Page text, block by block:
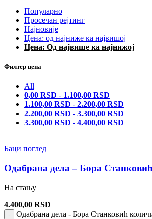
Популарно
Просечан рејтинг
Најновије
Цена: од најниже ка највишој
Цена: Од највише ка најнижој
Филтер цена
All
0,00 RSD - 1.100,00 RSD
1.100,00 RSD - 2.200,00 RSD
2.200,00 RSD - 3.300,00 RSD
3.300,00 RSD - 4.400,00 RSD
Баци поглед
Одабрана дела – Бора Станковић
На стању
4.400,00 RSD
- Одабрана дела - Бора Станковић